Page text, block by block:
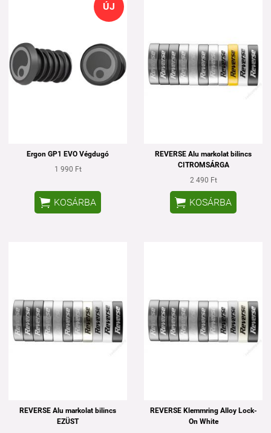
ÚJ
Ergon GP1 EVO Végdugó
1 990 Ft
 KOSÁRBA
REVERSE Alu markolat bilincs
CITROMSÁRGA
2 490 Ft
 KOSÁRBA
REVERSE Alu markolat bilincs
EZÜST
REVERSE Klemmring Alloy Lock-
On White